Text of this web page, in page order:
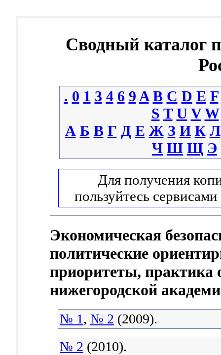
Сводный каталог
. 0 1 3 4 6 9 A B C D E F
S T U V W
А Б В Г Д Е Ж З И К Л
Ч Ш Щ Э
Для получения
пользуйтесь сервисами
Экономическая
политические
приоритеты, практика
нижегородской
№ 1, № 2 (2009).
№ 2 (2010).